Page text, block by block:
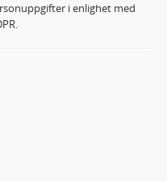
i enlighet med